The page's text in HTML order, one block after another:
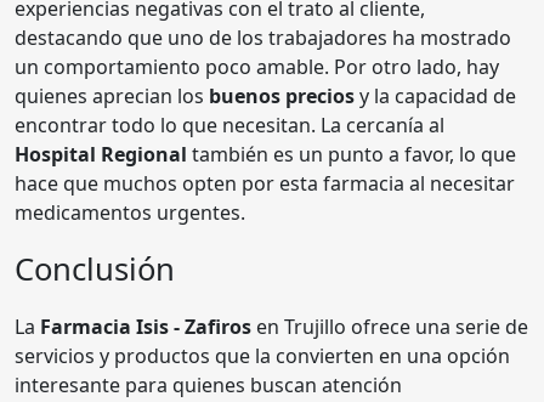
experiencias negativas con el trato al cliente,
destacando que uno de los trabajadores ha mostrado
un comportamiento poco amable. Por otro lado, hay
quienes aprecian los buenos preciosy la capacidad de
encontrar todo lo que necesitan. La cercanía al
Hospital Regional también es un punto a favor, lo que
hace que muchos opten por esta farmacia al necesitar
medicamentos urgentes.
Conclusión
La Farmacia Isis - Zafiros en Trujillo ofrece una serie de
servicios y productos que la convierten en una opción
interesante para quienes buscan atención